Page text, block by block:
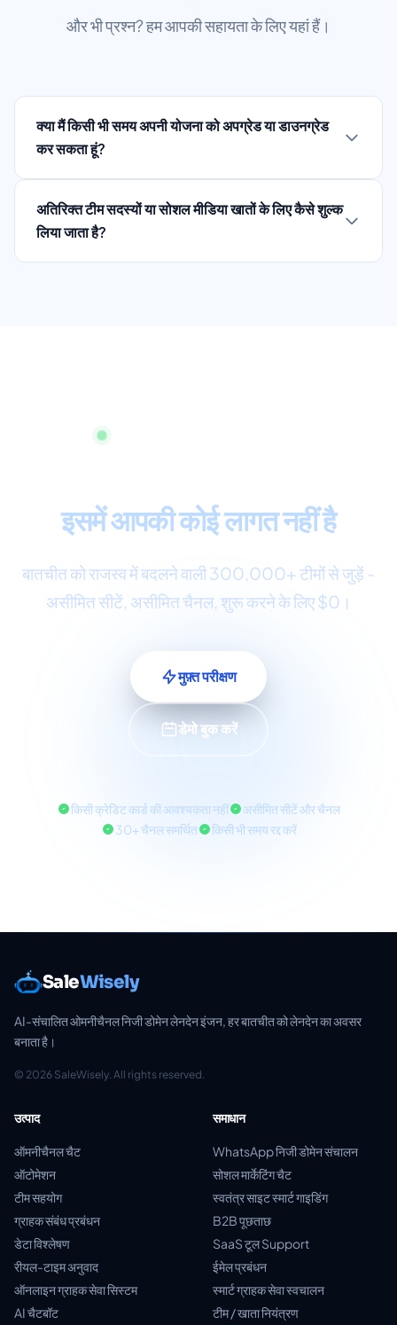
और भी प्रश्न? हम आपकी सहायता के लिए यहां हैं।
क्या मैं किसी भी समय अपनी योजना को अपग्रेड या डाउनग्रेड
कर सकता हूं?
अतिरिक्त टीम सदस्यों या सोशल मीडिया खातों के लिए कैसे शुल्क
लिया जाता है?
तुरंत शुरू करें, क्रेडिट कार्ड की आवश्यकता नहीं
इसमें आपकी कोई लागत नहीं है
बातचीत को राजस्व में बदलने वाली 300,000+ टीमों से जुड़ें -
असीमित सीटें, असीमित चैनल, शुरू करने के लिए $0।
मुफ़्त परीक्षण
डेमो बुक करें
किसी क्रेडिट कार्ड की आवश्यकता नहीं
असीमित सीटें और चैनल
30+ चैनल समर्थित
किसी भी समय रद्द करें
SaleWisely
AI-संचालित ओमनीचैनल निजी डोमेन लेनदेन इंजन, हर बातचीत को लेनदेन का अवसर
बनाता है।
© 2026 SaleWisely. All rights reserved.
उत्पाद
ऑमनीचैनल चैट
ऑटोमेशन
टीम सहयोग
ग्राहक संबंध प्रबंधन
डेटा विश्लेषण
रीयल-टाइम अनुवाद
ऑनलाइन ग्राहक सेवा सिस्टम
AI चैटबॉट
समाधान
WhatsApp निजी डोमेन संचालन
सोशल मार्केटिंग चैट
स्वतंत्र साइट स्मार्ट गाइडिंग
B2B पूछताछ
SaaS टूल Support
ईमेल प्रबंधन
स्मार्ट ग्राहक सेवा स्वचालन
टीम / खाता नियंत्रण